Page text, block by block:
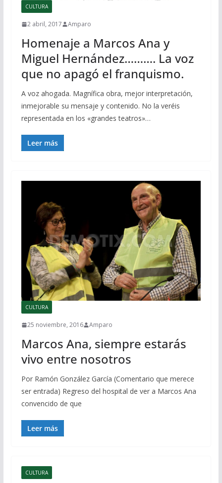
CULTURA
2 abril, 2017 Amparo
Homenaje a Marcos Ana y
Miguel Hernández………. La voz
que no apagó el franquismo.
A voz ahogada. Magnífica obra, mejor interpretación,
inmejorable su mensaje y contenido. No la veréis
representada en los «grandes teatros»…
Leer más
CULTURA
25 noviembre, 2016 Amparo
Marcos Ana, siempre estarás
vivo entre nosotros
Por Ramón González García (Comentario que merece
ser entrada) Regreso del hospital de ver a Marcos Ana
convencido de que
Leer más
CULTURA